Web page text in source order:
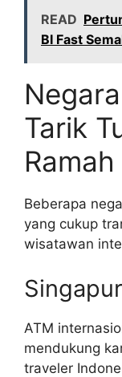
READ
BI Fast
Tarik
Beberapa
yang cukup
wisatawan
ATM
mendukung
traveler